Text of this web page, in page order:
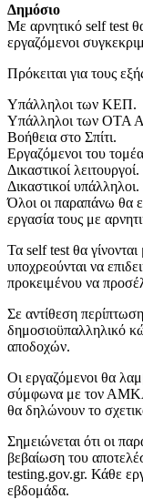
Δημόσιο
Με αρνητικό self test
εργαζόμενοι
Πρόκειται για τους
Υπάλληλοι των ΚΕΠ.
Υπάλληλοι των ΟΤΑ
Βοήθεια στο Σπίτι.
Εργαζόμενοι του
Δικαστικοί λειτουργοί.
Δικαστικοί υπάλληλοι.
Όλοι οι παραπάνω θα
εργασία τους με
Τα self test θα
υποχρεούνται να
προκειμένου να
Σε αντίθεση
δημοσιοϋπαλληλικό
αποδοχών.
Οι εργαζόμενοι θα
σύμφωνα με τον ΑΜΚΑ
θα δηλώνουν το
Σημειώνεται ότι οι
βεβαίωση του
testing.gov.gr. Κάθε
εβδομάδα.